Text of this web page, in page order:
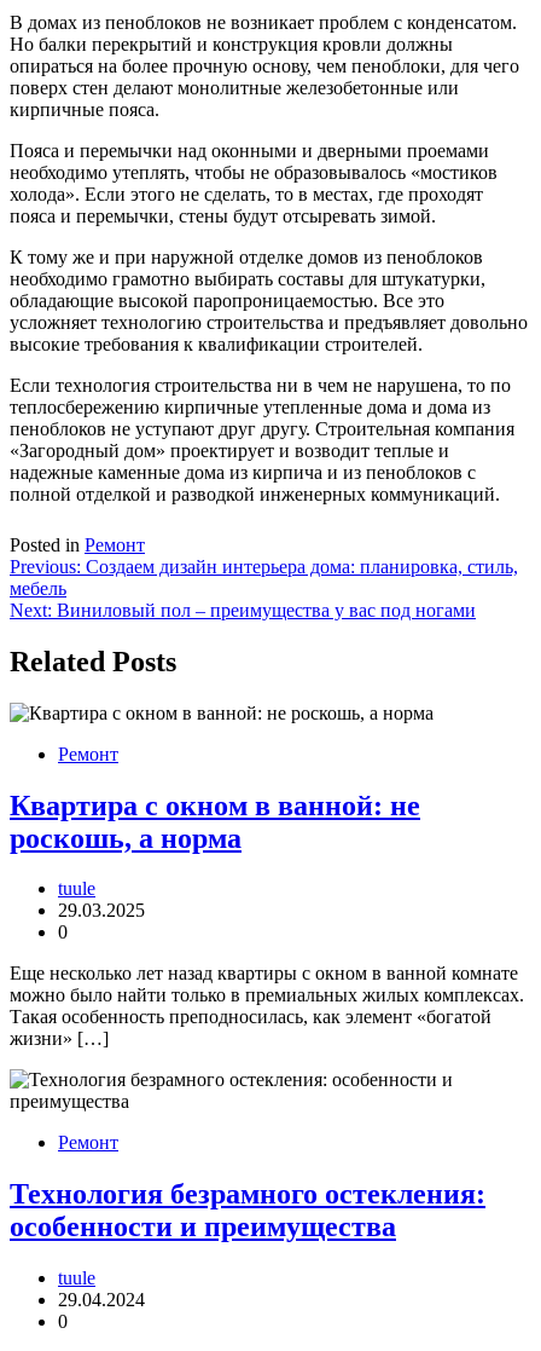
В домах из пеноблоков не возникает проблем с конденсатом.
Но балки перекрытий и конструкция кровли должны
опираться на более прочную основу, чем пеноблоки, для чего
поверх стен делают монолитные железобетонные или
кирпичные пояса.
Пояса и перемычки над оконными и дверными проемами
необходимо утеплять, чтобы не образовывалось «мостиков
холода». Если этого не сделать, то в местах, где проходят
пояса и перемычки, стены будут отсыревать зимой.
К тому же и при наружной отделке домов из пеноблоков
необходимо грамотно выбирать составы для штукатурки,
обладающие высокой паропроницаемостью. Все это
усложняет технологию строительства и предъявляет довольно
высокие требования к квалификации строителей.
Если технология строительства ни в чем не нарушена, то по
теплосбережению кирпичные утепленные дома и дома из
пеноблоков не уступают друг другу. Строительная компания
«Загородный дом» проектирует и возводит теплые и
надежные каменные дома из кирпича и из пеноблоков с
полной отделкой и разводкой инженерных коммуникаций.
Posted in Ремонт
Навигация
по
Previous: Создаем дизайн интерьера дома: планировка, стиль,
мебель
Next: Виниловый пол – преимущества у вас под ногами
Related Posts
Ремонт
Квартира с окном в ванной: не
роскошь, а норма
tuule
29.03.2025
0
Еще несколько лет назад квартиры с окном в ванной комнате
можно было найти только в премиальных жилых комплексах.
Такая особенность преподносилась, как элемент «богатой
жизни» […]
Ремонт
Технология безрамного остекления:
особенности и преимущества
tuule
29.04.2024
0